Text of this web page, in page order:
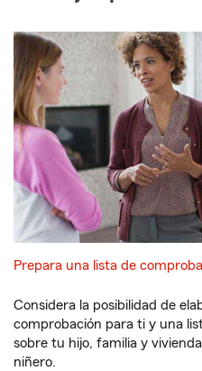
Prepara una lista de
Considera la posibilidad de
comprobación para ti y una
sobre tu hijo, familia y
niñero.